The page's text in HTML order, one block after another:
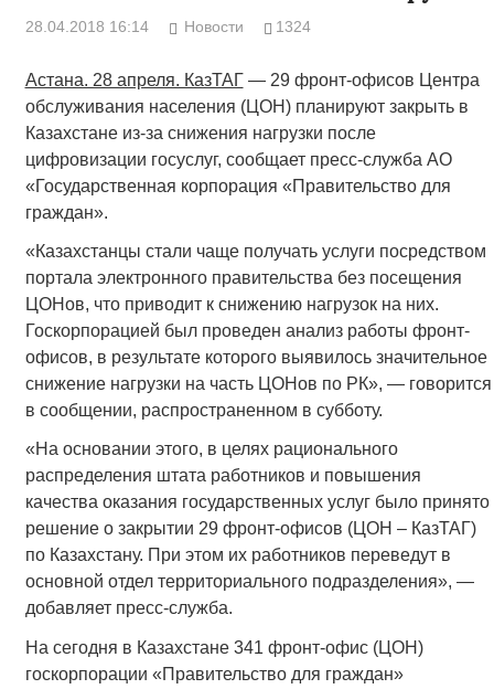
28.04.2018 16:14 Новости 1324
Астана. 28 апреля. КазТАГ— 29 фронт-офисов Центра
обслуживания населения (ЦОН) планируют закрыть в
Казахстане из-за снижения нагрузки после
цифровизации госуслуг, сообщает пресс-служба АО
«Государственная корпорация «Правительство для
граждан».
«Казахстанцы стали чаще получать услуги посредством
портала электронного правительства без посещения
ЦОНов, что приводит к снижению нагрузок на них.
Госкорпорацией был проведен анализ работы фронт-
офисов, в результате которого выявилось значительное
снижение нагрузки на часть ЦОНов по РК», — говорится
в сообщении, распространенном в субботу.
«На основании этого, в целях рационального
распределения штата работников и повышения
качества оказания государственных услуг было принято
решение о закрытии 29 фронт-офисов (ЦОН – КазТАГ)
по Казахстану. При этом их работников переведут в
основной отдел территориального подразделения», —
добавляет пресс-служба.
На сегодня в Казахстане 341 фронт-офис (ЦОН)
госкорпорации «Правительство для граждан»